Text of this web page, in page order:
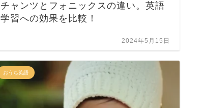
チャンツとフォニックスの違い。英語
学習への効果を比較！
2024年5月15日
おうち英語